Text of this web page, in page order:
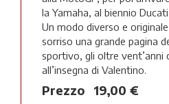
la Yamaha, al biennio
Un modo diverso e
sorriso una grande pagina
sportivo, gli oltre vent’anni
all’insegna di Valentino.
Prezzo 19,00 €